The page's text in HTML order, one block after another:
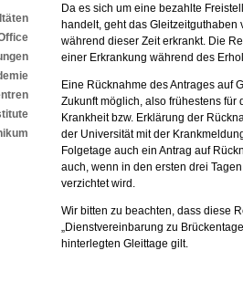
Da es sich um eine bezahlte
handelt, geht das
während dieser Zeit erkrankt. Die
einer Erkrankung während des
Eine Rücknahme des Antrages auf
Zukunft möglich, also frühestens
Krankheit bzw. Erklärung der
der Universität mit der
Folgetage auch ein Antrag auf
auch, wenn in den ersten drei
verzichtet wird.
Wir bitten zu beachten, dass diese
„Dienstvereinbarung zu
hinterlegten Gleittage gilt.